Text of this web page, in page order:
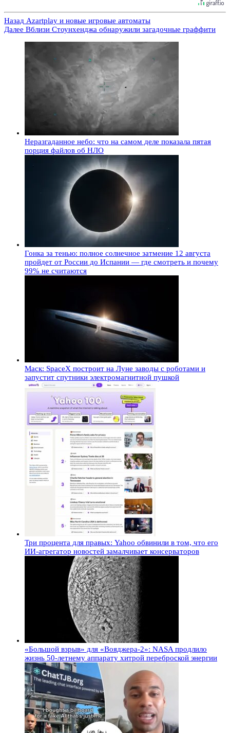
Назад Azartplay и новые игровые автоматы
Далее Вблизи Стоунхенджа обнаружили загадочные граффити
Неразгаданное небо: что на самом деле показала пятая
порция файлов об НЛО
Гонка за тенью: полное солнечное затмение 12 августа
пройдет от России до Испании — где смотреть и почему
99% не считаются
Маск: SpaceX построит на Луне заводы с роботами и
запустит спутники электромагнитной пушкой
Три процента для правых: Yahoo обвинили в том, что его
ИИ-агрегатор новостей замалчивает консерваторов
«Большой взрыв» для «Вояджера-2»: NASA продлило
жизнь 50-летнему аппарату хитрой переброской энергии